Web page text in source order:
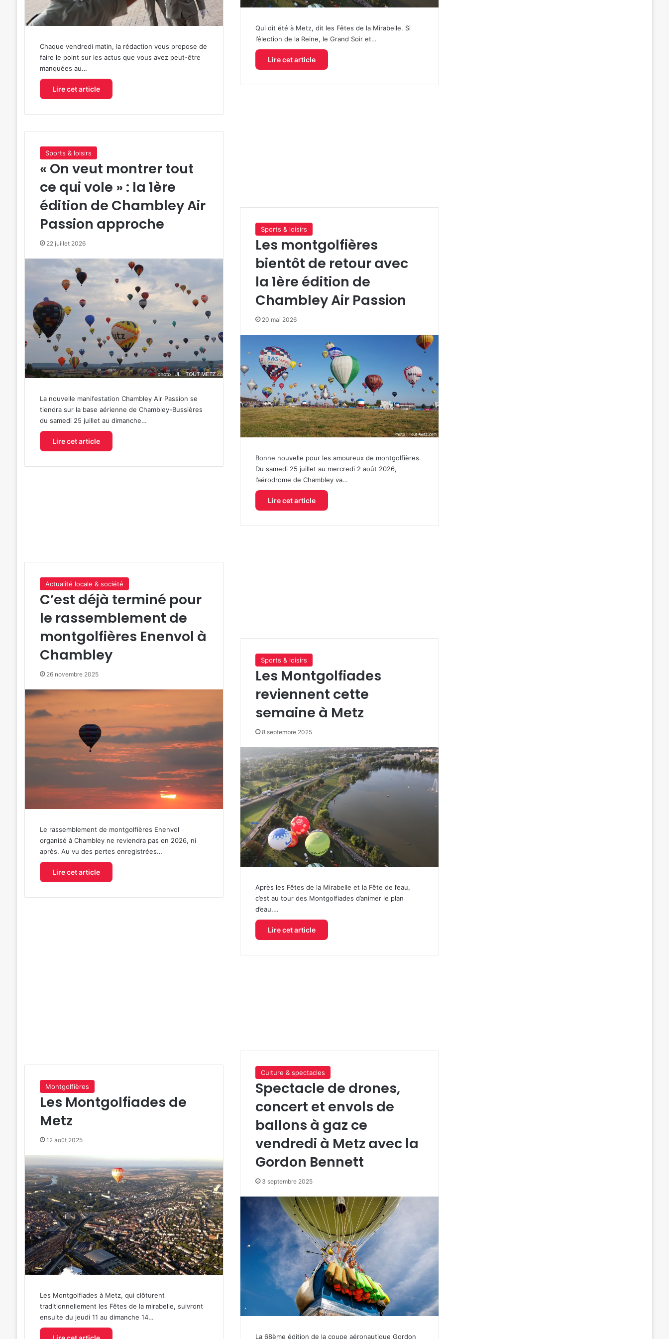
Chaque vendredi matin, la rédaction vous propose de
faire le point sur les actus que vous avez peut-être
manquées au…
Lire cet article
Qui dit été à Metz, dit les Fêtes de la Mirabelle. Si
l’élection de la Reine, le Grand Soir et…
Lire cet article
Sports & loisirs
« On veut montrer tout
ce qui vole » : la 1ère
édition de Chambley Air
Passion approche
22 juillet 2026
La nouvelle manifestation Chambley Air Passion se
tiendra sur la base aérienne de Chambley-Bussières
du samedi 25 juillet au dimanche…
Lire cet article
Sports & loisirs
Les montgolfières
bientôt de retour avec
la 1ère édition de
Chambley Air Passion
20 mai 2026
Bonne nouvelle pour les amoureux de montgolfières.
Du samedi 25 juillet au mercredi 2 août 2026,
l’aérodrome de Chambley va…
Lire cet article
Actualité locale & société
C’est déjà terminé pour
le rassemblement de
montgolfières Enenvol à
Chambley
26 novembre 2025
Le rassemblement de montgolfières Enenvol
organisé à Chambley ne reviendra pas en 2026, ni
après. Au vu des pertes enregistrées…
Lire cet article
Sports & loisirs
Les Montgolfiades
reviennent cette
semaine à Metz
8 septembre 2025
Après les Fêtes de la Mirabelle et la Fête de l’eau,
c’est au tour des Montgolfiades d’animer le plan
d’eau.…
Lire cet article
Culture & spectacles
Spectacle de drones,
concert et envols de
ballons à gaz ce
vendredi à Metz avec la
Gordon Bennett
3 septembre 2025
La 68ème édition de la coupe aéronautique Gordon
Montgolfières
Les Montgolfiades de
Metz
12 août 2025
Les Montgolfiades à Metz, qui clôturent
traditionnellement les Fêtes de la mirabelle, suivront
ensuite du jeudi 11 au dimanche 14…